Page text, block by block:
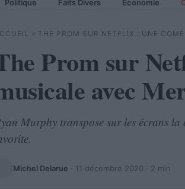
Politique Faits Divers Economie
» THE PROM SUR NETFLIX : UNE
Prom sur
avec
Murphy transpose sur les écrans la
Michel Delarue · 11 décembre 2020 · 2 min